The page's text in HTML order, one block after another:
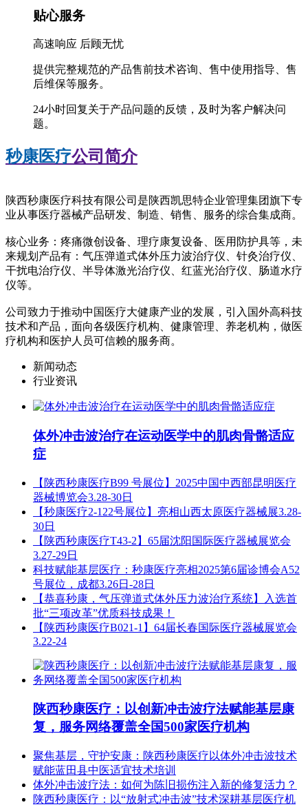
贴心服务
高速响应 后顾无忧
提供完整规范的产品售前技术咨询、售中使用指导、售
后维保等服务。
24小时回复关于产品问题的反馈，及时为客户解决问
题。
秒康医疗公司简介
陕西秒康医疗科技有限公司是陕西凯思特企业管理集团旗下专
业从事医疗器械产品研发、制造、销售、服务的综合集成商。
核心业务：疼痛微创设备、理疗康复设备、医用防护具等，未
来规划产品有：气压弹道式体外压力波治疗仪、针灸治疗仪、
干扰电治疗仪、半导体激光治疗仪、红蓝光治疗仪、肠道水疗
仪等。
公司致力于推动中国医疗大健康产业的发展，引入国外高科技
技术和产品，面向各级医疗机构、健康管理、养老机构，做医
疗机构和医护人员可信赖的服务商。
新闻动态
行业资讯
体外冲击波治疗在运动医学中的肌肉骨骼适应
症
【陕西秒康医疗B99 号展位】2025中国中西部昆明医疗
器械博览会3.28-30日
【秒康医疗2-122号展位】亮相山西太原医疗器械展3.28-
30日
【陕西秒康医疗T43-2】65届沈阳国际医疗器械展览会
3.27-29日
科技赋能基层医疗：秒康医疗亮相2025第6届诊博会A52
号展位，成都3.26日-28日
【恭喜秒康，气压弹道式体外压力波治疗系统】入选首
批“三项改革”优质科技成果！
【陕西秒康医疗B021-1】64届长春国际医疗器械展览会
3.22-24
陕西秒康医疗：以创新冲击波疗法赋能基层康
复，服务网络覆盖全国500家医疗机构
聚焦基层，守护安康：陕西秒康医疗以体外冲击波技术
赋能蓝田县中医适宜技术培训
体外冲击波疗法：如何为陈旧损伤注入新的修复活力？
陕西秒康医疗：以“放射式冲击波”技术深耕基层医疗机